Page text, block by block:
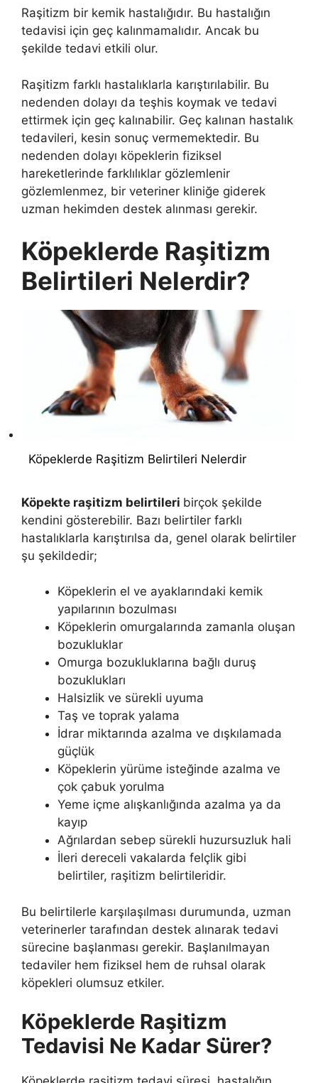
Raşitizm bir kemik hastalığıdır. Bu hastalığın
tedavisi için geç kalınmamalıdır. Ancak bu
şekilde tedavi etkili olur.
Raşitizm farklı hastalıklarla karıştırılabilir. Bu
nedenden dolayı da teşhis koymak ve tedavi
ettirmek için geç kalınabilir. Geç kalınan hastalık
tedavileri, kesin sonuç vermemektedir. Bu
nedenden dolayı köpeklerin fiziksel
hareketlerinde farklılıklar gözlemlenir
gözlemlenmez, bir veteriner kliniğe giderek
uzman hekimden destek alınması gerekir.
Köpeklerde Raşitizm
Belirtileri Nelerdir?
Köpeklerde Raşitizm Belirtileri Nelerdir
Köpekte raşitizm belirtileri birçok şekilde
kendini gösterebilir. Bazı belirtiler farklı
hastalıklarla karıştırılsa da, genel olarak belirtiler
şu şekildedir;
Köpeklerin el ve ayaklarındaki kemik
yapılarının bozulması
Köpeklerin omurgalarında zamanla oluşan
bozukluklar
Omurga bozukluklarına bağlı duruş
bozuklukları
Halsizlik ve sürekli uyuma
Taş ve toprak yalama
İdrar miktarında azalma ve dışkılamada
güçlük
Köpeklerin yürüme isteğinde azalma ve
çok çabuk yorulma
Yeme içme alışkanlığında azalma ya da
kayıp
Ağrılardan sebep sürekli huzursuzluk hali
İleri dereceli vakalarda felçlik gibi
belirtiler, raşitizm belirtileridir.
Bu belirtilerle karşılaşılması durumunda, uzman
veterinerler tarafından destek alınarak tedavi
sürecine başlanması gerekir. Başlanılmayan
tedaviler hem fiziksel hem de ruhsal olarak
köpekleri olumsuz etkiler.
Köpeklerde Raşitizm
Tedavisi Ne Kadar Sürer?